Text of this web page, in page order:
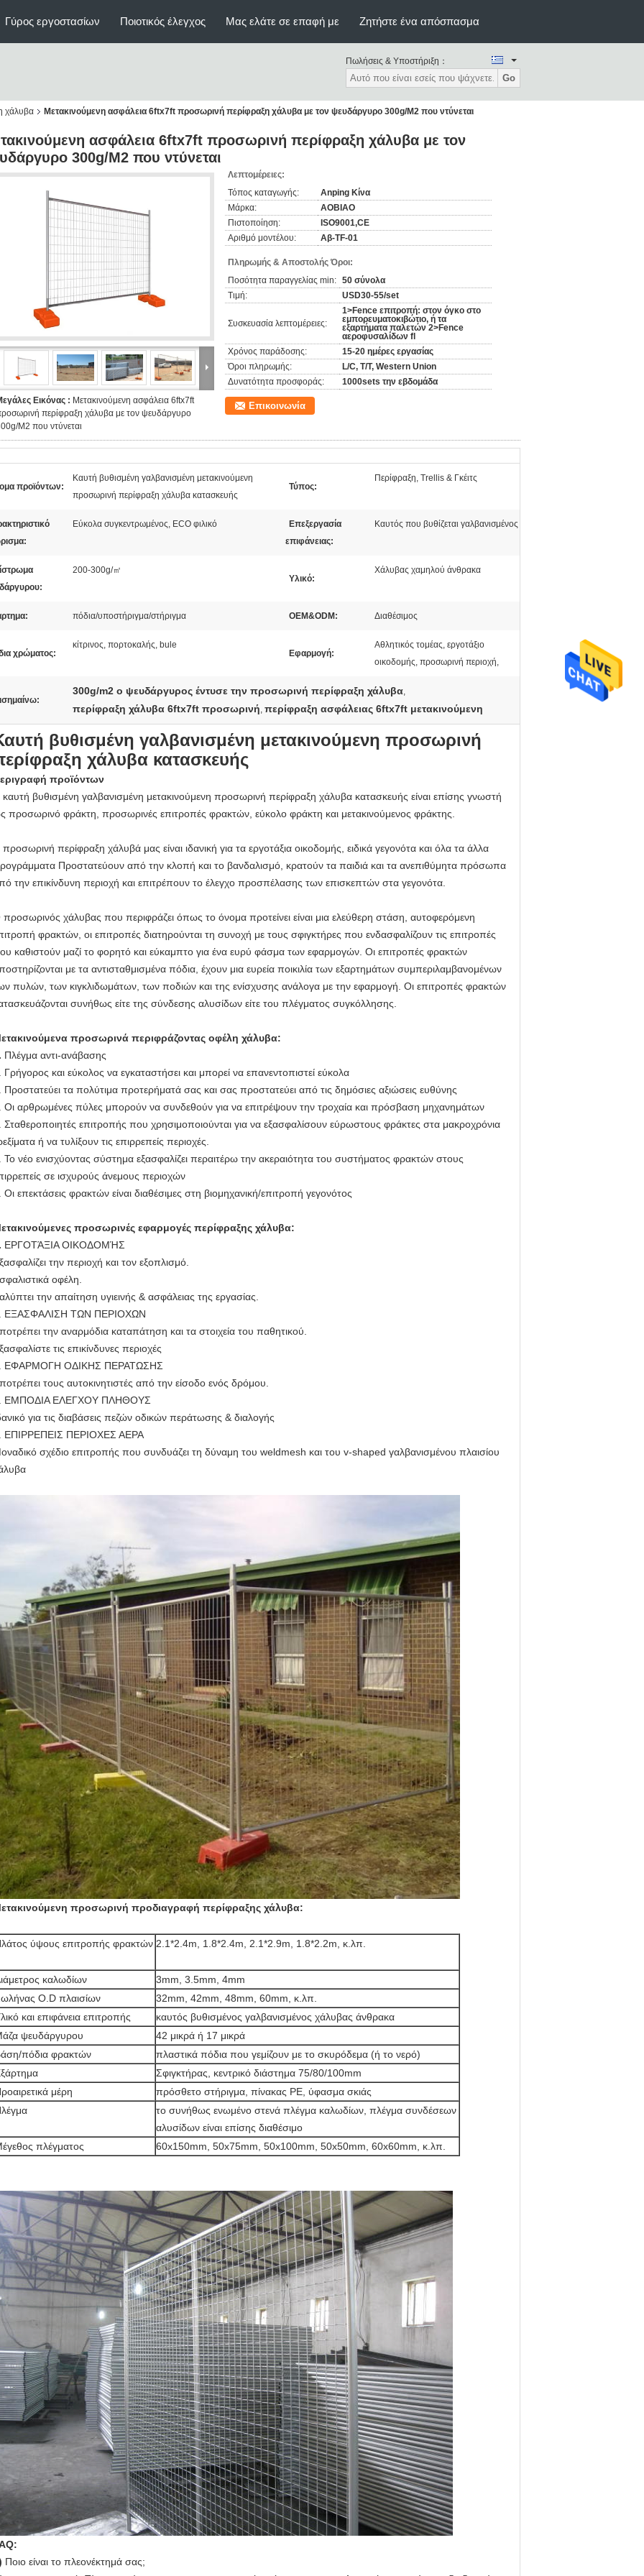
Γύρος εργοστασίων Ποιοτικός έλεγχος Μας ελάτε σε επαφή με Ζητήστε ένα απόσπασμα
Πωλήσεις & Υποστήριξη：
Go
χάλυβα Μετακινούμενη ασφάλεια 6ftx7ft προσωρινή περίφραξη χάλυβα με τον ψευδάργυρο 300g/M2 που ντύνεται
ασφάλεια 6ftx7ft προσωρινή περίφραξη χάλυβα με τον
300g/M2 που ντύνεται
Εικόνας : Μετακινούμενη ασφάλεια 6ftx7ft
περίφραξη χάλυβα με τον ψευδάργυρο
M2 που ντύνεται
Λεπτομέρειες:
Τόπος καταγωγής:
Anping Κίνα
Μάρκα:
AOBIAO
Πιστοποίηση:
ISO9001,CE
Αριθμό μοντέλου:
Αβ-TF-01
Πληρωμής & Αποστολής Όροι:
Ποσότητα παραγγελίας min: 50 σύνολα
Τιμή:
USD30-55/set
Συσκευασία λεπτομέρειες:
1>Fence επιτροπή: στον όγκο στο
εμπορευματοκιβώτιο, ή τα
εξαρτήματα παλετών 2>Fence
αεροφυσαλίδων fl
Χρόνος παράδοσης:
15-20 ημέρες εργασίας
Όροι πληρωμής:
L/C, T/T, Western Union
Δυνατότητα προσφοράς:
1000sets την εβδομάδα
Επικοινωνία
προϊόντων:
Καυτή βυθισμένη γαλβανισμένη μετακινούμενη
προσωρινή περίφραξη χάλυβα κατασκευής
Τύπος:
Περίφραξη, Trellis & Γκέιτς
Εύκολα συγκεντρωμένος, ECO φιλικό
Επεξεργασία
επιφάνειας:
Καυτός που βυθίζεται γαλβανισμένος
200-300g/㎡
Υλικό:
Χάλυβας χαμηλού άνθρακα
πόδια/υποστήριγμα/στήριγμα OEM&ODM: Διαθέσιμος
χρώματος:
κίτρινος, πορτοκαλής, bule
Εφαρμογή:
Αθλητικός τομέας, εργοτάξιο
οικοδομής, προσωρινή περιοχή,
300g/m2 ο ψευδάργυρος έντυσε την προσωρινή περίφραξη χάλυβα,
περίφραξη χάλυβα 6ftx7ft προσωρινή, περίφραξη ασφάλειας 6ftx7ft μετακινούμενη
βυθισμένη γαλβανισμένη μετακινούμενη προσωρινή
χάλυβα κατασκευής
προϊόντων
βυθισμένη γαλβανισμένη μετακινούμενη προσωρινή περίφραξη χάλυβα κατασκευής είναι επίσης γνωστή
προσωρινό φράκτη, προσωρινές επιτροπές φρακτών, εύκολο φράκτη και μετακινούμενος φράκτης.
περίφραξη χάλυβά μας είναι ιδανική για τα εργοτάξια οικοδομής, ειδικά γεγονότα και όλα τα άλλα
Προστατεύουν από την κλοπή και το βανδαλισμό, κρατούν τα παιδιά και τα ανεπιθύμητα πρόσωπα
την επικίνδυνη περιοχή και επιτρέπουν το έλεγχο προσπέλασης των επισκεπτών στα γεγονότα.
χάλυβας που περιφράζει όπως το όνομα προτείνει είναι μια ελεύθερη στάση, αυτοφερόμενη
φρακτών, οι επιτροπές διατηρούνται τη συνοχή με τους σφιγκτήρες που ενδασφαλίζουν τις επιτροπές
καθιστούν μαζί το φορητό και εύκαμπτο για ένα ευρύ φάσμα των εφαρμογών. Οι επιτροπές φρακτών
με τα αντισταθμισμένα πόδια, έχουν μια ευρεία ποικιλία των εξαρτημάτων συμπεριλαμβανομένων
πυλών, των κιγκλιδωμάτων, των ποδιών και της ενίσχυσης ανάλογα με την εφαρμογή. Οι επιτροπές φρακτών
συνήθως είτε της σύνδεσης αλυσίδων είτε του πλέγματος συγκόλλησης.
προσωρινά περιφράζοντας οφέλη χάλυβα:
Πλέγμα αντι-ανάβασης
Γρήγορος και εύκολος να εγκαταστήσει και μπορεί να επανεντοπιστεί εύκολα
Προστατεύει τα πολύτιμα προτερήματά σας και σας προστατεύει από τις δημόσιες αξιώσεις ευθύνης
Οι αρθρωμένες πύλες μπορούν να συνδεθούν για να επιτρέψουν την τροχαία και πρόσβαση μηχανημάτων
Σταθεροποιητές επιτροπής που χρησιμοποιούνται για να εξασφαλίσουν εύρωστους φράκτες στα μακροχρόνια
ή να τυλίξουν τις επιρρεπείς περιοχές.
Το νέο ενισχύοντας σύστημα εξασφαλίζει περαιτέρω την ακεραιότητα του συστήματος φρακτών στους
σε ισχυρούς άνεμους περιοχών
Οι επεκτάσεις φρακτών είναι διαθέσιμες στη βιομηχανική/επιτροπή γεγονότος
προσωρινές εφαρμογές περίφραξης χάλυβα:
ΕΡΓΟΤΆΞΙΑ ΟΙΚΟΔΟΜΉΣ
την περιοχή και τον εξοπλισμό.
οφέλη.
την απαίτηση υγιεινής & ασφάλειας της εργασίας.
ΕΞΑΣΦΑΛΙΣΗ ΤΩΝ ΠΕΡΙΟΧΩΝ
την αναρμόδια καταπάτηση και τα στοιχεία του παθητικού.
τις επικίνδυνες περιοχές
ΕΦΑΡΜΟΓΗ ΟΔΙΚΗΣ ΠΕΡΑΤΩΣΗΣ
τους αυτοκινητιστές από την είσοδο ενός δρόμου.
ΕΜΠΟΔΙΑ ΕΛΕΓΧΟΥ ΠΛΗΘΟΥΣ
για τις διαβάσεις πεζών οδικών περάτωσης & διαλογής
ΕΠΙΡΡΕΠΕΙΣ ΠΕΡΙΟΧΕΣ ΑΕΡΑ
σχέδιο επιτροπής που συνδυάζει τη δύναμη του weldmesh και του v-shaped γαλβανισμένου πλαισίου
προσωρινή προδιαγραφή περίφραξης χάλυβα:
ύψους επιτροπής φρακτών 2.1*2.4m, 1.8*2.4m, 2.1*2.9m, 1.8*2.2m, κ.λπ.
καλωδίων
3mm, 3.5mm, 4mm
O.D πλαισίων
32mm, 42mm, 48mm, 60mm, κ.λπ.
και επιφάνεια επιτροπής
καυτός βυθισμένος γαλβανισμένος χάλυβας άνθρακα
ψευδάργυρου
42 μικρά ή 17 μικρά
πόδια φρακτών
πλαστικά πόδια που γεμίζουν με το σκυρόδεμα (ή το νερό)
Σφιγκτήρας, κεντρικό διάστημα 75/80/100mm
μέρη
πρόσθετο στήριγμα, πίνακας PE, ύφασμα σκιάς
το συνήθως ενωμένο στενά πλέγμα καλωδίων, πλέγμα συνδέσεων
αλυσίδων είναι επίσης διαθέσιμο
πλέγματος
60x150mm, 50x75mm, 50x100mm, 50x50mm, 60x60mm, κ.λπ.
Ποιο είναι το πλεονέκτημά σας;